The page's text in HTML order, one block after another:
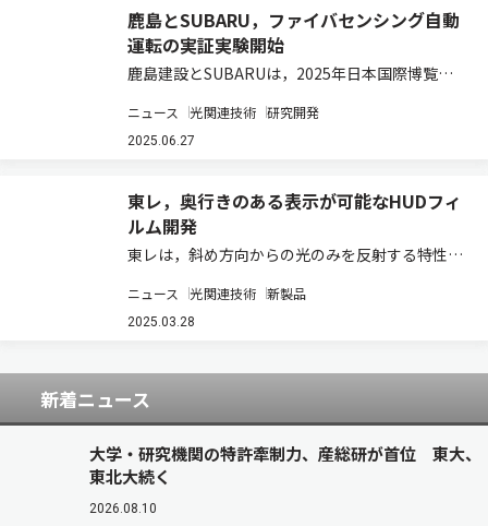
鹿島とSUBARU，ファイバセンシング自動
運転の実証実験開始
鹿島建設とSUBARUは，2025年日本国際博覧会
使用されている高速道路において，大阪市の協力
のもと，アスファルト舗装の内部に光ファイバセ
ニュース 光関連技術 研究開発
2025.06.27
東レ，奥行きのある表示が可能なHUDフィ
ルム開発
東レは，斜め方向からの光のみを反射する特性を
売を開始した（ニュースリリース）。 ヘッドアッ
プディスプレー（HUD）は，運転に関連する情報
ニュース 光関連技術 新製品
2025.03.28
新着ニュース
大学・研究機関の特許牽制力、産総研が首位 東大、
東北大続く
2026.08.10